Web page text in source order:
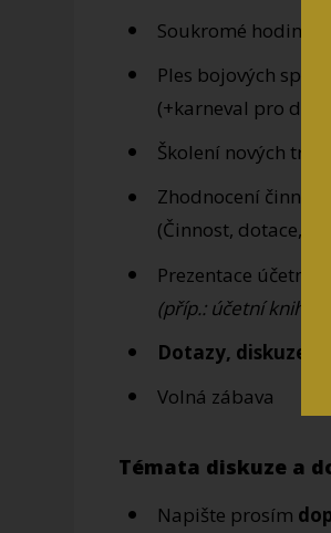
Soukromé hodiny
Ples bojových
(+karneval pro deti
Školení nových
Zhodnocení
(Činnost, dotace,
Prezentace
(příp.: účetní kniha
Dotazy, diskuze
Volná zábava
Témata diskuze a
Napište prosím